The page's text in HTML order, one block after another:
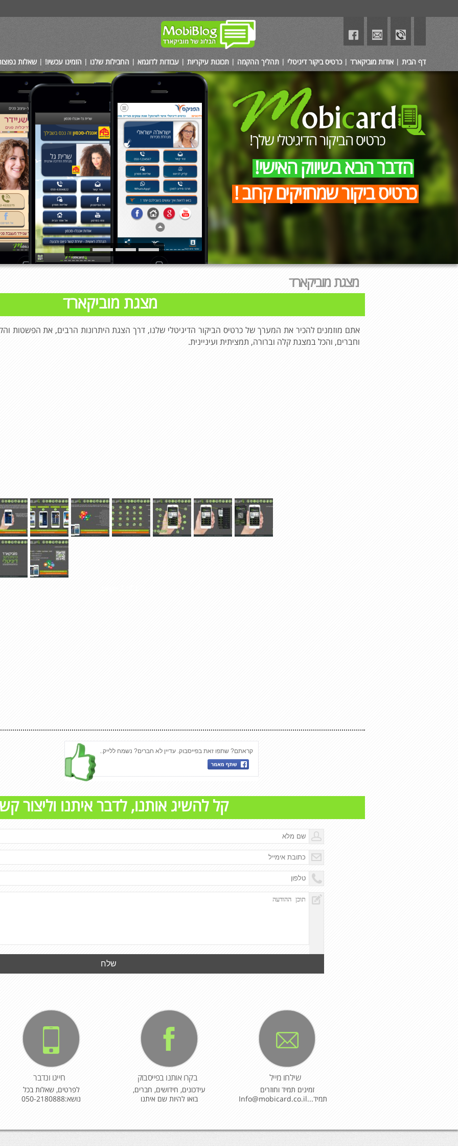
דף הבית אודות מוביקארד כרטיס ביקור דיגיטלי תהליך ההקמה תכונות עיקריות עבודות לדוגמא החבילות שלנו הזמינו עכשיו! שאלות
כרטיס הביקור הדיגיטלי שלך!
הדבר הבא בשיווק האישי!
כרטיס ביקור שמחזיקים קרוב !
מצגת מוביקארד
מצגת מוביקארד
אתם מוזמנים להכיר את המערך של כרטיס הביקור הדיגיטלי שלנו, דרך הצגת היתרונות הרבים, את הפשטות
וחברים, והכל במצגת קלה וברורה, תמציתית ועיניינית.
קראתם? שתפו זאת בפייסבוק. עדיין לא חברים? נשמח ללייק..
קל להשיג אותנו, לדבר איתנו וליצור
שילחו מייל
זמינים תמיד וחוזרים
תמיד...Info@mobicard.co.il
בקרו אותנו בפייסבוק
עידכונים, חידושים, חברים,
בואו להיות שם איתנו
חייגו ונדבר
לפרטים, שאלות בכל
נושא:050-2180888